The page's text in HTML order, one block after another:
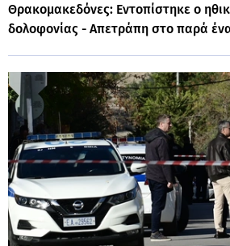
Θρακομακεδόνες: Εντοπίστηκε ο
δολοφονίας - Απετράπη στο παρά